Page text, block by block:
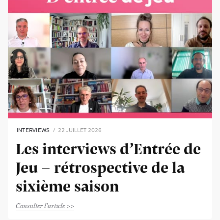
INTERVIEWS 22 JUILLET 2026
Les interviews d’Entrée de
Jeu - rétrospective de la
sixième saison
Consulter l'article